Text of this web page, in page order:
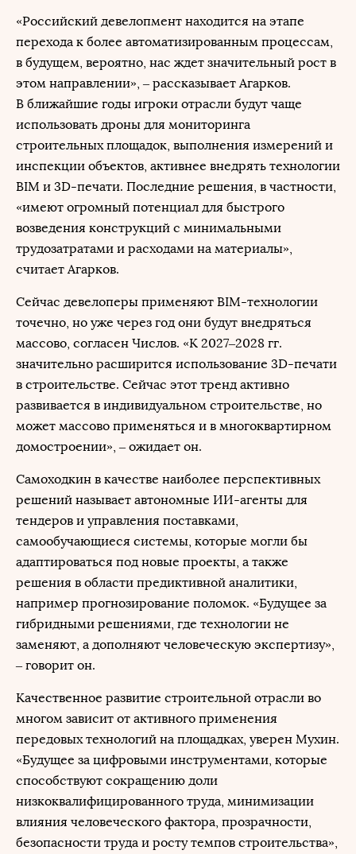
«Российский девелопмент находится на этапе
перехода к более автоматизированным процессам,
в будущем, вероятно, нас ждет значительный рост в
этом направлении», – рассказывает Агарков.
В ближайшие годы игроки отрасли будут чаще
использовать дроны для мониторинга
строительных площадок, выполнения измерений и
инспекции объектов, активнее внедрять технологии
BIM и 3D-печати. Последние решения, в частности,
«имеют огромный потенциал для быстрого
возведения конструкций с минимальными
трудозатратами и расходами на материалы»,
считает Агарков.
Сейчас девелоперы применяют BIM-технологии
точечно, но уже через год они будут внедряться
массово, согласен Числов. «К 2027–2028 гг.
значительно расширится использование 3D-печати
в строительстве. Сейчас этот тренд активно
развивается в индивидуальном строительстве, но
может массово применяться и в многоквартирном
домостроении», – ожидает он.
Самоходкин в качестве наиболее перспективных
решений называет автономные ИИ-агенты для
тендеров и управления поставками,
самообучающиеся системы, которые могли бы
адаптироваться под новые проекты, а также
решения в области предиктивной аналитики,
например прогнозирование поломок. «Будущее за
гибридными решениями, где технологии не
заменяют, а дополняют человеческую экспертизу»,
– говорит он.
Качественное развитие строительной отрасли во
многом зависит от активного применения
передовых технологий на площадках, уверен Мухин.
«Будущее за цифровыми инструментами, которые
способствуют сокращению доли
низкоквалифицированного труда, минимизации
влияния человеческого фактора, прозрачности,
безопасности труда и росту темпов строительства»,